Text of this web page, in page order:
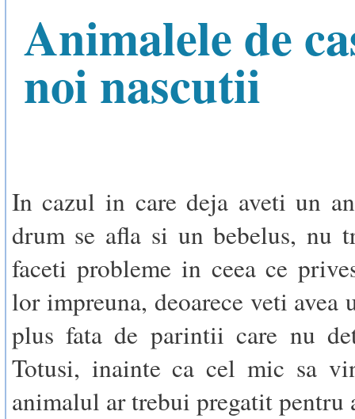
Animalele de
noi nascutii
In cazul in care deja aveti un
drum se afla si un bebelus, nu
faceti probleme in ceea ce
lor impreuna, deoarece veti avea
plus fata de parintii care nu
Totusi, inainte ca cel mic sa
animalul ar trebui pregatit pentru